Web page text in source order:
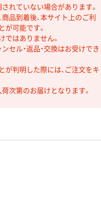
れていない場合があります。
品到着後、本サイト上のご利
が可能です。
はありません。
セル・返品・交換はお受けでき
判明した際には、ご注文をキ
次第のお届けとなります。